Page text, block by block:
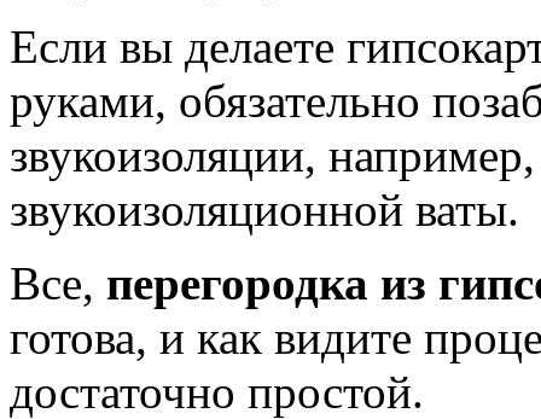
Если вы делаете
руками, обязательно
звукоизоляции,
звукоизоляционной ваты.
Все, перегородка из
готова, и как видите
достаточно простой.